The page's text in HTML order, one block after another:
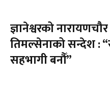
ज्ञानेश्वरको
तिमल्सेनाको सन्देश :
सहभागी बनौँ”